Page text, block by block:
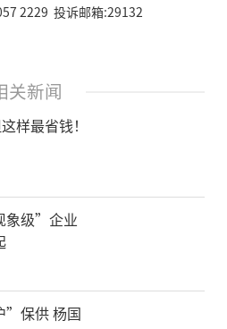
2229 投诉邮箱:29132
关新闻
样最省钱！
级”企业
”保供 杨国